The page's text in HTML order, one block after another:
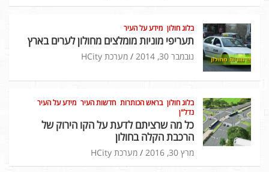
בלוג חולון מידע על העיר
תעריפי מוניות מומלצים מחולון לערים בארץ
נובמבר 30, 2014 מערכת HCity
בלוג חולון בראש הכותרות חדשות העיר מידע על העיר
נדל"ן
כל מה שרציתם לדעת על הקו הירוק של
הרכבת הקלה בחולון
מרץ 30, 2016 מערכת HCity